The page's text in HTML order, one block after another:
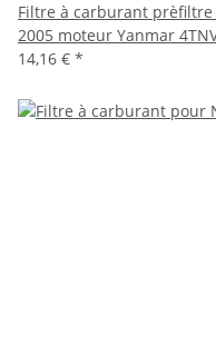
Filtre à carburant
2005 moteur Yanmar
14,16 € *